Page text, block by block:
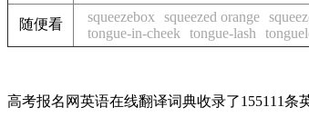
随便看 squeezebox squeezed orange
tongue-in-cheek
tongue-lash
高考报名网英语在线翻译词典收录了155111